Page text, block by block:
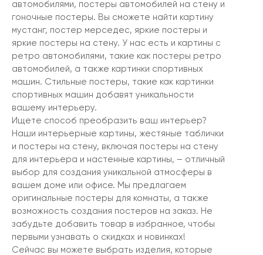
автомобилями, постеры автомобилей на стену и
гоночные постеры. Вы сможете найти картину
мустанг, постер мерседес, яркие постеры и
яркие постеры на стену. У нас есть и картины с
ретро автомобилями, такие как постеры ретро
автомобилей, а также картинки спортивных
машин. Стильные постеры, такие как картинки
спортивных машин добавят уникальности
вашему интерьеру.
Ищете способ преобразить ваш интерьер?
Наши интерьерные картины, жестяные таблички
и постеры на стену, включая постеры на стену
для интерьера и настенные картины, – отличный
выбор для создания уникальной атмосферы в
вашем доме или офисе. Мы предлагаем
оригинальные постеры для комнаты, а также
возможность создания постеров на заказ. Не
забудьте добавить товар в избранное, чтобы
первыми узнавать о скидках и новинках!
Сейчас вы можете выбрать изделия, которые